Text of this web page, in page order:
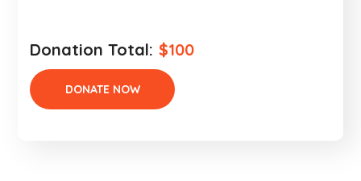
Donation Total: $100